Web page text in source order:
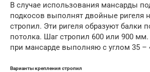
В случае использования мансарды
подкосов выполнят двойные ригеля
стропил. Эти ригеля образуют балки
потолка. Шаг стропил 600 или 900
при мансарде выполняю с углом 35 –
Варианты крепления стропил